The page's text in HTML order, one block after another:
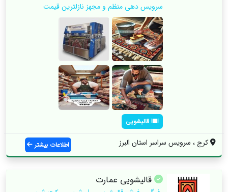
سرویس دهی منظم و مجهز نازلترین قیمت
قالیشویی
کرج ، سرویس سراسر استان البرز اطلاعات بیشتر
قالیشویی عمارت